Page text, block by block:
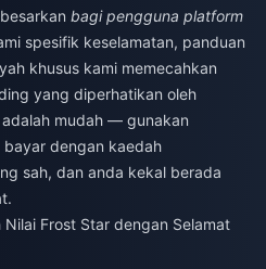
bagi pengguna platform
spesifik keselamatan, panduan
khusus kami memecahkan
yang diperhatikan oleh
mudah — gunakan
dengan kaedah
sah, dan anda kekal berada
Frost Star dengan Selamat